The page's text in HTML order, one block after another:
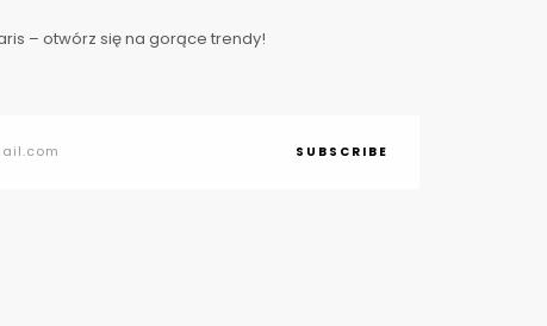
– otwórz się na gorące trendy!
SUBSCRIBE